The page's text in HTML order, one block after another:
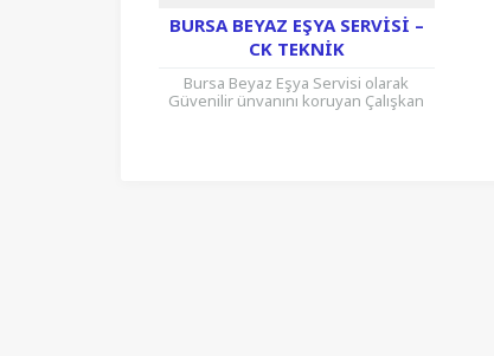
BURSA BEYAZ EŞYA SERVISI –
CK TEKNIK
Bursa Beyaz Eşya Servisi olarak
Güvenilir ünvanını koruyan Çalışkan